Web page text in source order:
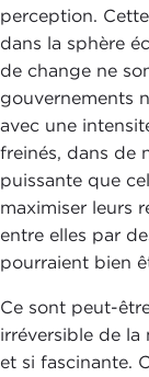
perception.
dans la sphère
de change ne
gouvernements
avec une
freinés, dans de
puissante que
maximiser leurs
entre elles par
pourraient bien
Ce sont peut-
irréversible de
et si fascinante.